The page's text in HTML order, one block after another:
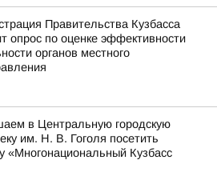
Правительства Кузбасса
опрос по оценке эффективности
органов местного
в Центральную городскую
им. Н. В. Гоголя посетить
«Многонациональный Кузбасс